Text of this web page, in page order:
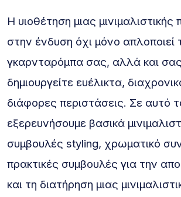
Η υιοθέτηση μιας μινιμαλιστικής
στην ένδυση όχι μόνο απλοποιεί
γκαρνταρόμπα σας, αλλά και σας
δημιουργείτε ευέλικτα,
διάφορες περιστάσεις. Σε αυτό
εξερευνήσουμε βασικά
συμβουλές styling, χρωματικό
πρακτικές συμβουλές για την
και τη διατήρηση μιας